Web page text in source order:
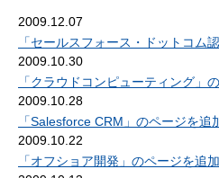
2009.12.07
「セールスフォース・ドットコム
2009.10.30
「クラウドコンピューティング」
2009.10.28
「Salesforce CRM」のページを追
2009.10.22
「オフショア開発」のページを追